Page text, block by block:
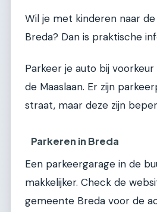
Wil je met kinderen naar
Breda? Dan is praktische
Parkeer je auto bij
de Maaslaan. Er zijn
straat, maar deze zijn
Parkeren in Breda
Een parkeergarage in de
makkelijker. Check de
gemeente Breda voor de